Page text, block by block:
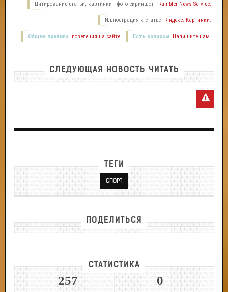
Цитирование статьи, картинки - фото скриншот - Rambler News Service.
Иллюстрация к статье - Яндекс. Картинки.
Есть вопросы. Напишите нам.
Общие правила поведения на сайте.
СЛЕДУЮЩАЯ НОВОСТЬ ЧИТАТЬ
ТЕГИ
СПОРТ
ПОДЕЛИТЬСЯ
СТАТИСТИКА
257 0